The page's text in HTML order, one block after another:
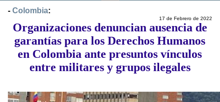
- Colombia:
17 de Febrero de 2022
Organizaciones denuncian ausencia de
garantías para los Derechos Humanos
en Colombia ante presuntos vínculos
entre militares y grupos ilegales